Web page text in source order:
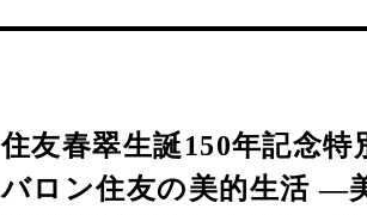
住友春翠生誕150年記念特
バロン住友の美的生活 ―